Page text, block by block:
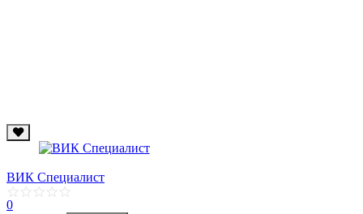
ВИК Специалист
0